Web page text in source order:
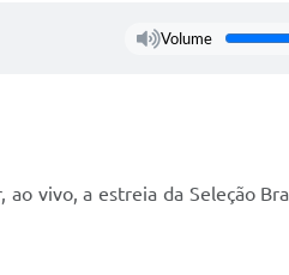
Volume
vivo, a estreia da Seleção